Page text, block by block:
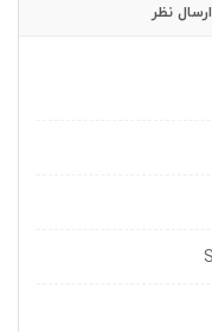
ارسال نظر